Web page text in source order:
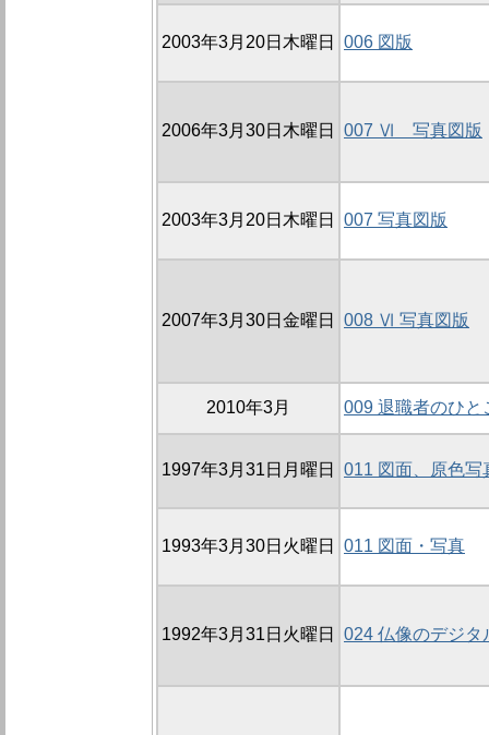
2003年3月20日木曜日 006 図版
2006年3月30日木曜日 007 Ⅵ 写真図版
2003年3月20日木曜日 007 写真図版
2007年3月30日金曜日 008 Ⅵ 写真図版
2010年3月 009 退職者のひと
1997年3月31日月曜日 011 図面、原色写
1993年3月30日火曜日 011 図面・写真
1992年3月31日火曜日 024 仏像のデジタ